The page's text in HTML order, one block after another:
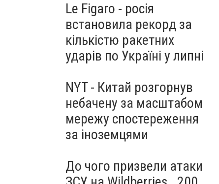
Le Figaro - росія
встановила рекорд за
кількістю ракетних
ударів по Україні у липні
NYT - Китай розгорнув
небачену за масштабом
мережу спостереження
за іноземцями
До чого призвели атаки